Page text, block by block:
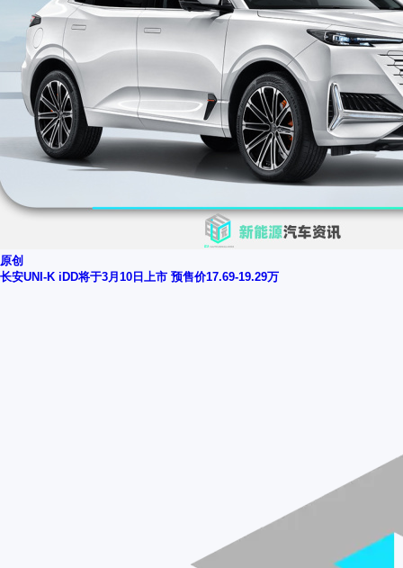
原创
长安UNI-K iDD将于3月10日上市 预售价17.69-19.29万